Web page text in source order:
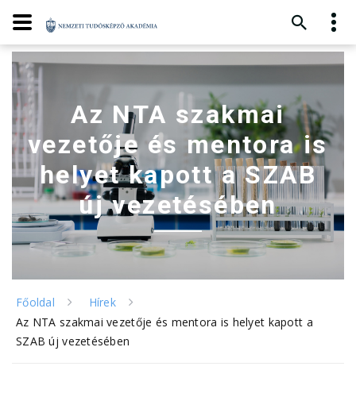
Az NTA szakmai
vezetője és mentora is
helyet kapott a SZAB
új vezetésében
Főoldal
Hírek
Az NTA szakmai vezetője és mentora is helyet kapott a
SZAB új vezetésében